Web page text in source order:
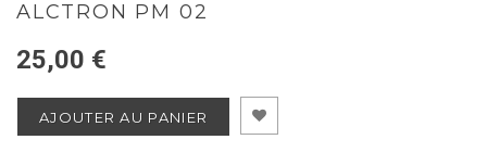
ALCTRON PM 02
25,00 €
AJOUTER AU PANIER